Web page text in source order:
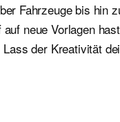
Fahrzeuge bis
neue Vorlagen
der Kreativität